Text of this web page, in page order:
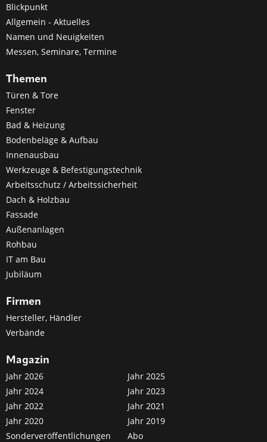
Blickpunkt
Allgemein - Aktuelles
Namen und Neuigkeiten
Messen, Seminare, Termine
Themen
Türen & Tore
Fenster
Bad & Heizung
Bodenbeläge & Aufbau
Innenausbau
Werkzeuge & Befestigungstechnik
Arbeitsschutz / Arbeitssicherheit
Dach & Holzbau
Fassade
Außenanlagen
Rohbau
IT am Bau
Jubiläum
Firmen
Hersteller, Händler
Verbände
Magazin
Jahr 2026
Jahr 2025
Jahr 2024
Jahr 2023
Jahr 2022
Jahr 2021
Jahr 2020
Jahr 2019
Sonderveröffentlichungen
Abo